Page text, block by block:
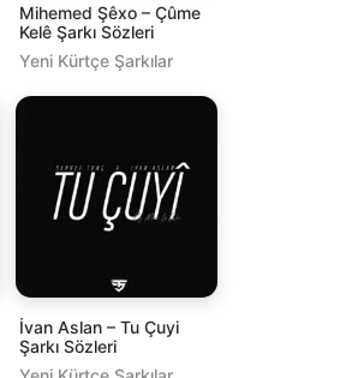
Mihemed Şêxo – Çûme
Kelê Şarkı Sözleri
Yeni Kürtçe Şarkılar
İvan Aslan – Tu Çuyi
Şarkı Sözleri